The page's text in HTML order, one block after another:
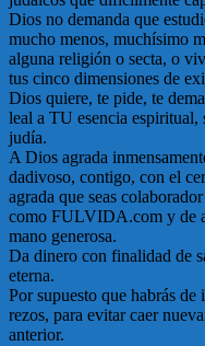
Dios no demanda que
mucho menos, muchísimo
alguna religión o secta, o
tus cinco dimensiones de
Dios quiere, te pide, te
leal a TU esencia
judía.
A Dios agrada
dadivoso, contigo, con el
agrada que seas
como FULVIDA.com y de
mano generosa.
Da dinero con finalidad de
eterna.
Por supuesto que habrás
rezos, para evitar caer
anterior.